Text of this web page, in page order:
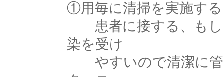
①用毎に清掃を実施す
患者に接する、もし
染を受け
やすいので清潔に管